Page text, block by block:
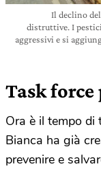
Il declino
distruttive. I
aggressivi e si
Task
Ora è il tempo di
Bianca ha già
prevenire e